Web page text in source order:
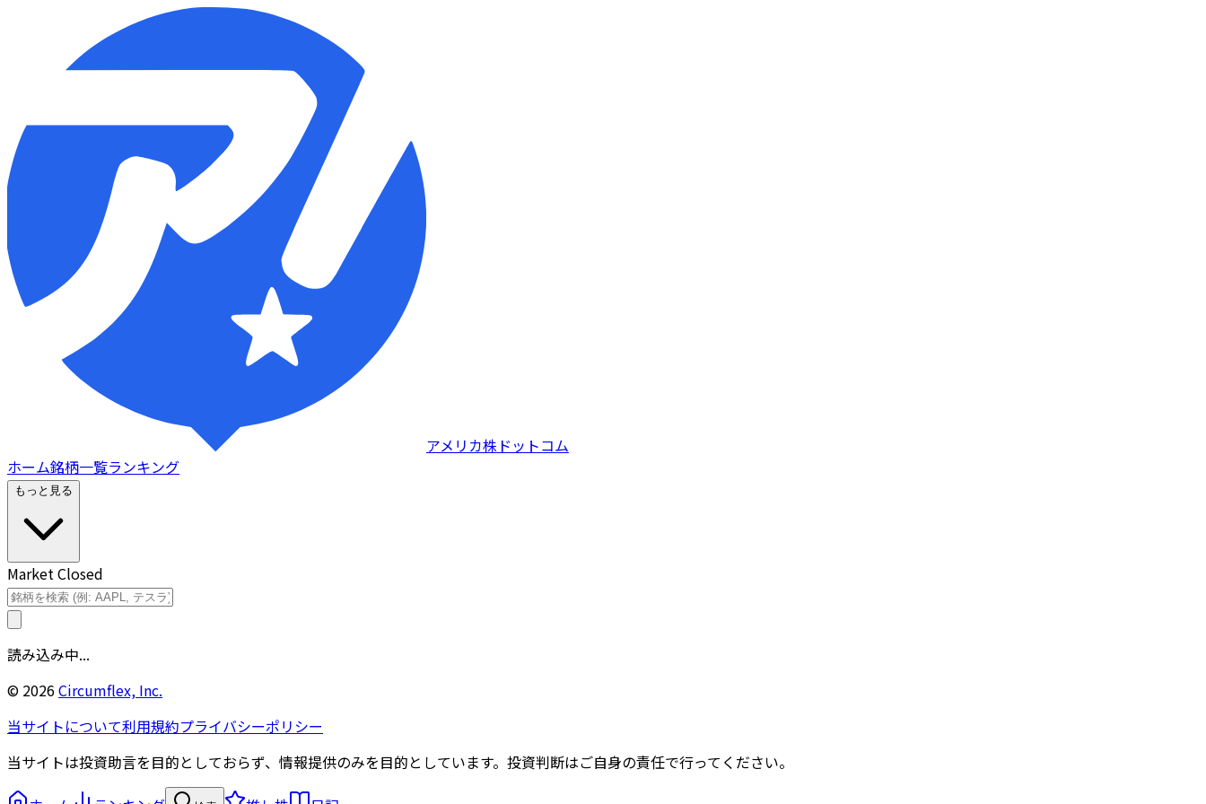
アメリカ株ドットコム
ホーム銘柄一覧ランキング
もっと見る
Market Closed
読み込み中...
© 2026Circumflex, Inc.
当サイトについて利用規約プライバシーポリシー
当サイトは投資助言を目的としておらず、情報提供のみを目的としています。投資判断はご自身の責任で行ってください。